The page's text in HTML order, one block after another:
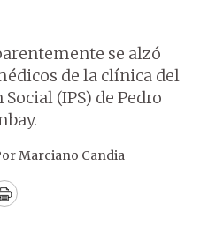
se alzó
de la clínica del
(IPS) de Pedro
Marciano Candia
Print